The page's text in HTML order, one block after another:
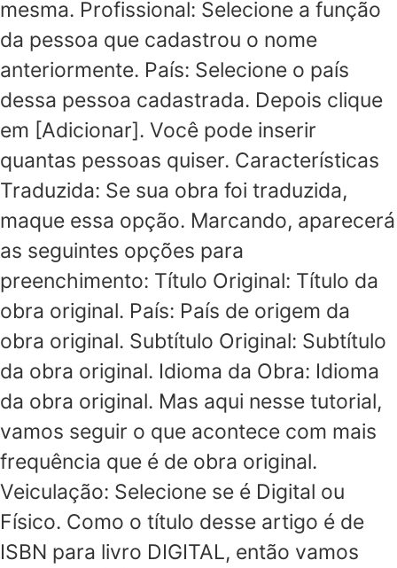
mesma. Profissional: Selecione a função
da pessoa que cadastrou o nome
anteriormente. País: Selecione o país
dessa pessoa cadastrada. Depois clique
em [Adicionar]. Você pode inserir
quantas pessoas quiser. Características
Traduzida: Se sua obra foi traduzida,
maque essa opção. Marcando, aparecerá
as seguintes opções para
preenchimento: Título Original: Título da
obra original. País: País de origem da
obra original. Subtítulo Original: Subtítulo
da obra original. Idioma da Obra: Idioma
da obra original. Mas aqui nesse tutorial,
vamos seguir o que acontece com mais
frequência que é de obra original.
Veiculação: Selecione se é Digital ou
Físico. Como o título desse artigo é de
ISBN para livro DIGITAL, então vamos